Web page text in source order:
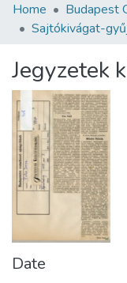
Communities &
Statistics
About us
Home Budapest
Sajtókivágat-
Jegyzetek
Date